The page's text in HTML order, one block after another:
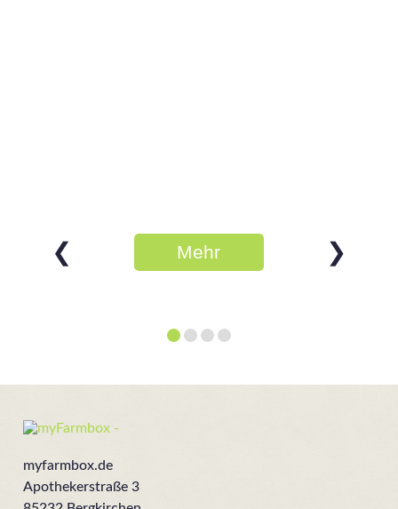
❮
Mehr
❯
myfarmbox.de
Apothekerstraße 3